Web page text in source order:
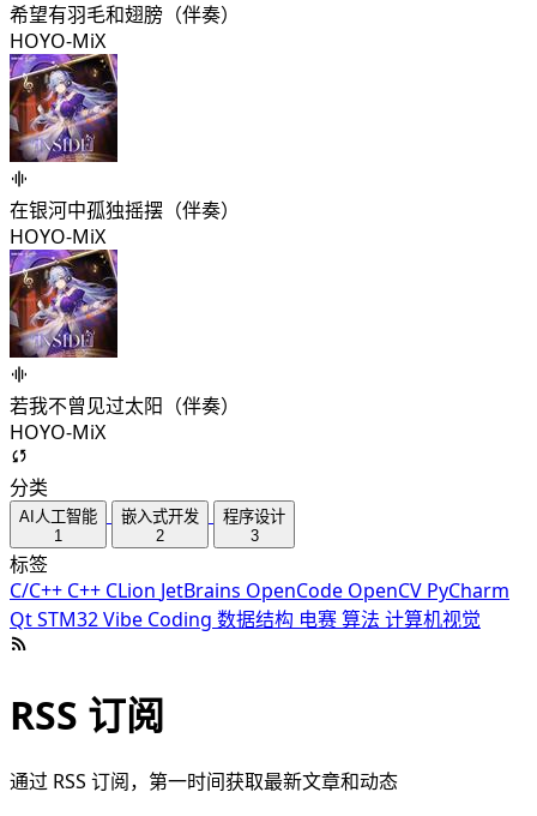
希望有羽毛和翅膀（伴奏）
HOYO-MiX
在银河中孤独摇摆（伴奏）
HOYO-MiX
若我不曾见过太阳（伴奏）
HOYO-MiX
分类
AI人工智能
1
嵌入式开发
2
程序设计
3
标签
C/C++ C++ CLion JetBrains OpenCode OpenCV PyCharm
QtSTM32Vibe Coding 数据结构 电赛算法 计算机视觉
RSS 订阅
通过 RSS 订阅，第一时间获取最新文章和动态